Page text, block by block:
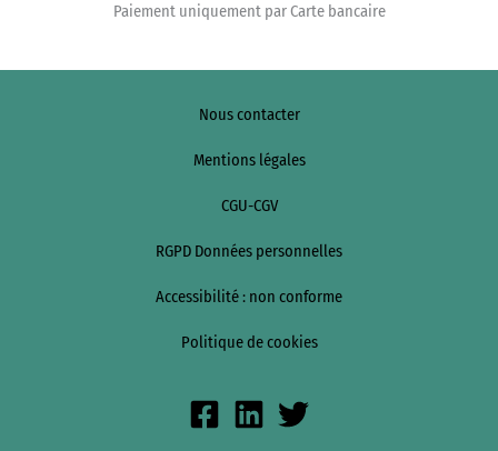
Sites
Paiement uniquement par Carte bancaire
Nous contacter
Mentions légales
CGU-CGV
RGPD Données personnelles
Accessibilité : non conforme
Politique de cookies